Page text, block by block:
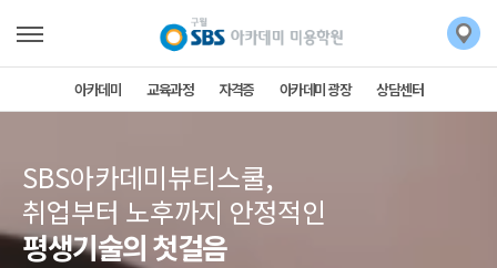
아카데미 교육과정 자격증 아카데미 광장 상담센터
SBS아카데미뷰티스쿨,
취업부터 노후까지 안정적인
평생기술의 첫걸음